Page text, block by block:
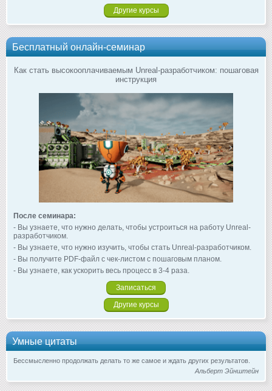
Другие курсы
Бесплатный онлайн-семинар
Как стать высокооплачиваемым Unreal-разработчиком: пошаговая
инструкция
После семинара:
- Вы узнаете, что нужно делать, чтобы устроиться на работу Unreal-
разработчиком.
- Вы узнаете, что нужно изучить, чтобы стать Unreal-разработчиком.
- Вы получите PDF-файл с чек-листом с пошаговым планом.
- Вы узнаете, как ускорить весь процесс в 3-4 раза.
Записаться
Другие курсы
Умные цитаты
Бессмысленно продолжать делать то же самое и ждать других результатов.
Альберт Эйнштейн